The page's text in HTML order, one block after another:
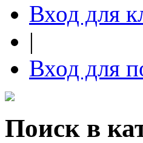
Вход для
|
Вход для
Поиск в